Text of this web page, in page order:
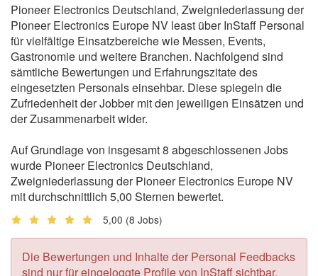
Pioneer Electronics Deutschland, Zweigniederlassung der
Pioneer Electronics Europe NV least über InStaff Personal
für vielfältige Einsatzbereiche wie Messen, Events,
Gastronomie und weitere Branchen. Nachfolgend sind
sämtliche Bewertungen und Erfahrungszitate des
eingesetzten Personals einsehbar. Diese spiegeln die
Zufriedenheit der Jobber mit den jeweiligen Einsätzen und
der Zusammenarbeit wider.
Auf Grundlage von insgesamt 8 abgeschlossenen Jobs
wurde Pioneer Electronics Deutschland,
Zweigniederlassung der Pioneer Electronics Europe NV
mit durchschnittlich 5,00 Sternen bewertet.
5,00 (8 Jobs)
Die Bewertungen und Inhalte der Personal Feedbacks
sind nur für eingeloggte Profile von InStaff sichtbar.